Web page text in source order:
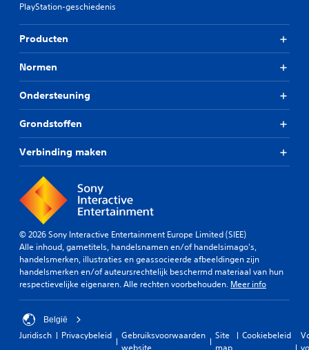
PlayStation-geschiedenis
Producten
Normen
Ondersteuning
Grondstoffen
Verbinding maken
© 2026 Sony Interactive Entertainment Europe Limited (SIEE)
Alle inhoud, gametitels, handelsnamen en/of handelsimago's,
handelsmerken, illustraties en geassocieerde afbeeldingen zijn
handelsmerken en/of auteursrechtelijk beschermd materiaal van hun
respectievelijke eigenaren. Alle rechten voorbehouden. Meer info
België
Juridisch Privacybeleid
Gebruiksvoorwaarden
website
Site
map
Cookiebeleid